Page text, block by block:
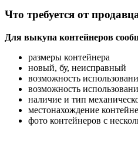
Что требуется от
Для выкупа контейнеров
размеры контейнера
новый, бу, неисправный
возможность
возможность
наличие и тип
местонахождение
фото контейнеров с